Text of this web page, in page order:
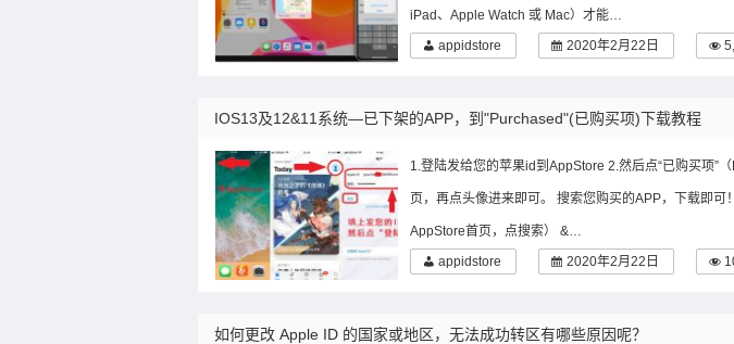
iPad、Apple Watch 或 Mac）才能…
appidstore
2020年2月22日
IOS13及12&11系统—已下架的APP，到"Purchased"(已购买项)下载教程
1.登陆发给您的苹果id到AppStore 2.然后点“已购买项”
页，再点头像进来即可。 搜索您购买的APP，下载即可
AppStore首页，点搜索） &…
appidstore
2020年2月22日
如何更改 Apple ID 的国家或地区，无法成功转区有哪些原因呢？